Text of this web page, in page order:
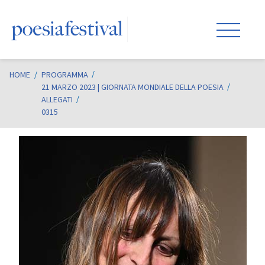
HOME / PROGRAMMA
21 MARZO 2023 | GIORNATA MONDIALE DELLA POESIA
ALLEGATI
0315